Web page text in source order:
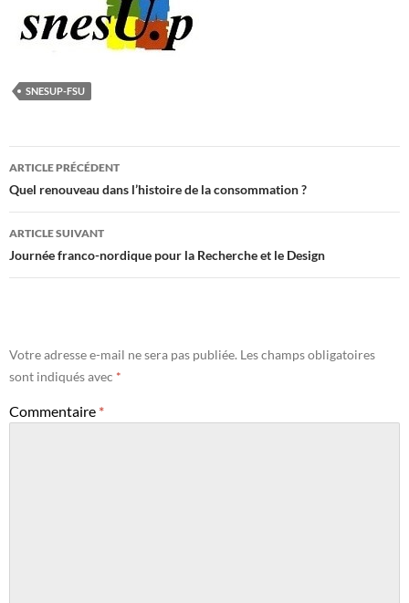
SNESUP-FSU
Navigation
des
articles
ARTICLE PRÉCÉDENT
Quel renouveau dans l’histoire de la consommation ?
ARTICLE SUIVANT
Journée franco-nordique pour la Recherche et le Design
Votre adresse e-mail ne sera pas publiée. Les champs obligatoires
sont indiqués avec *
Commentaire *